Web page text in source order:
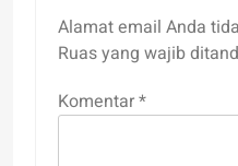
Alamat email Anda
Ruas yang wajib
Komentar*